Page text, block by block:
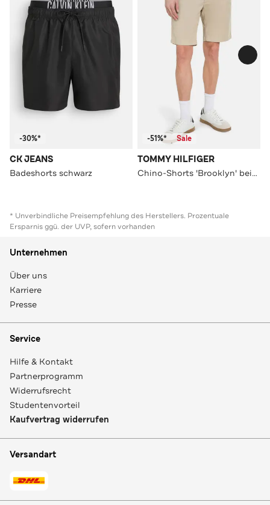
-30%*
CK JEANS
Badeshorts schwarz
-51%* Sale
TOMMY HILFIGER
Chino-Shorts 'Brooklyn' beige
* Unverbindliche Preisempfehlung des Herstellers. Prozentuale
Ersparnis ggü. der UVP, sofern vorhanden
Unternehmen
Über uns
Karriere
Presse
Service
Hilfe & Kontakt
Partnerprogramm
Widerrufsrecht
Studentenvorteil
Kaufvertrag widerrufen
Versandart